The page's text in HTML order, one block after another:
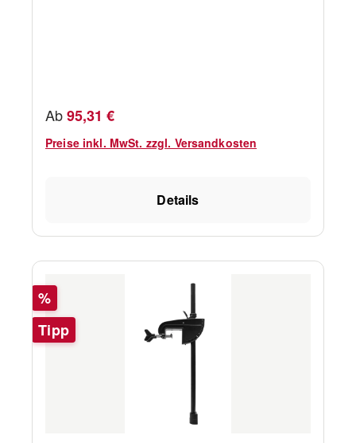
Regulärer Preis:
Ab95,31 €
Preise inkl. MwSt. zzgl. Versandkosten
Details
Rabatt
%
Tipp